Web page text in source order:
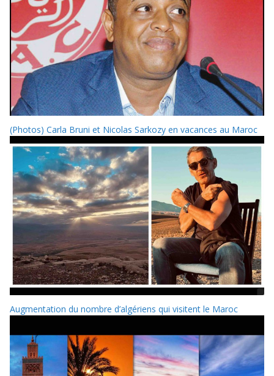
(Photos) Carla Bruni et Nicolas Sarkozy en vacances au Maroc
Augmentation du nombre d’algériens qui visitent le Maroc